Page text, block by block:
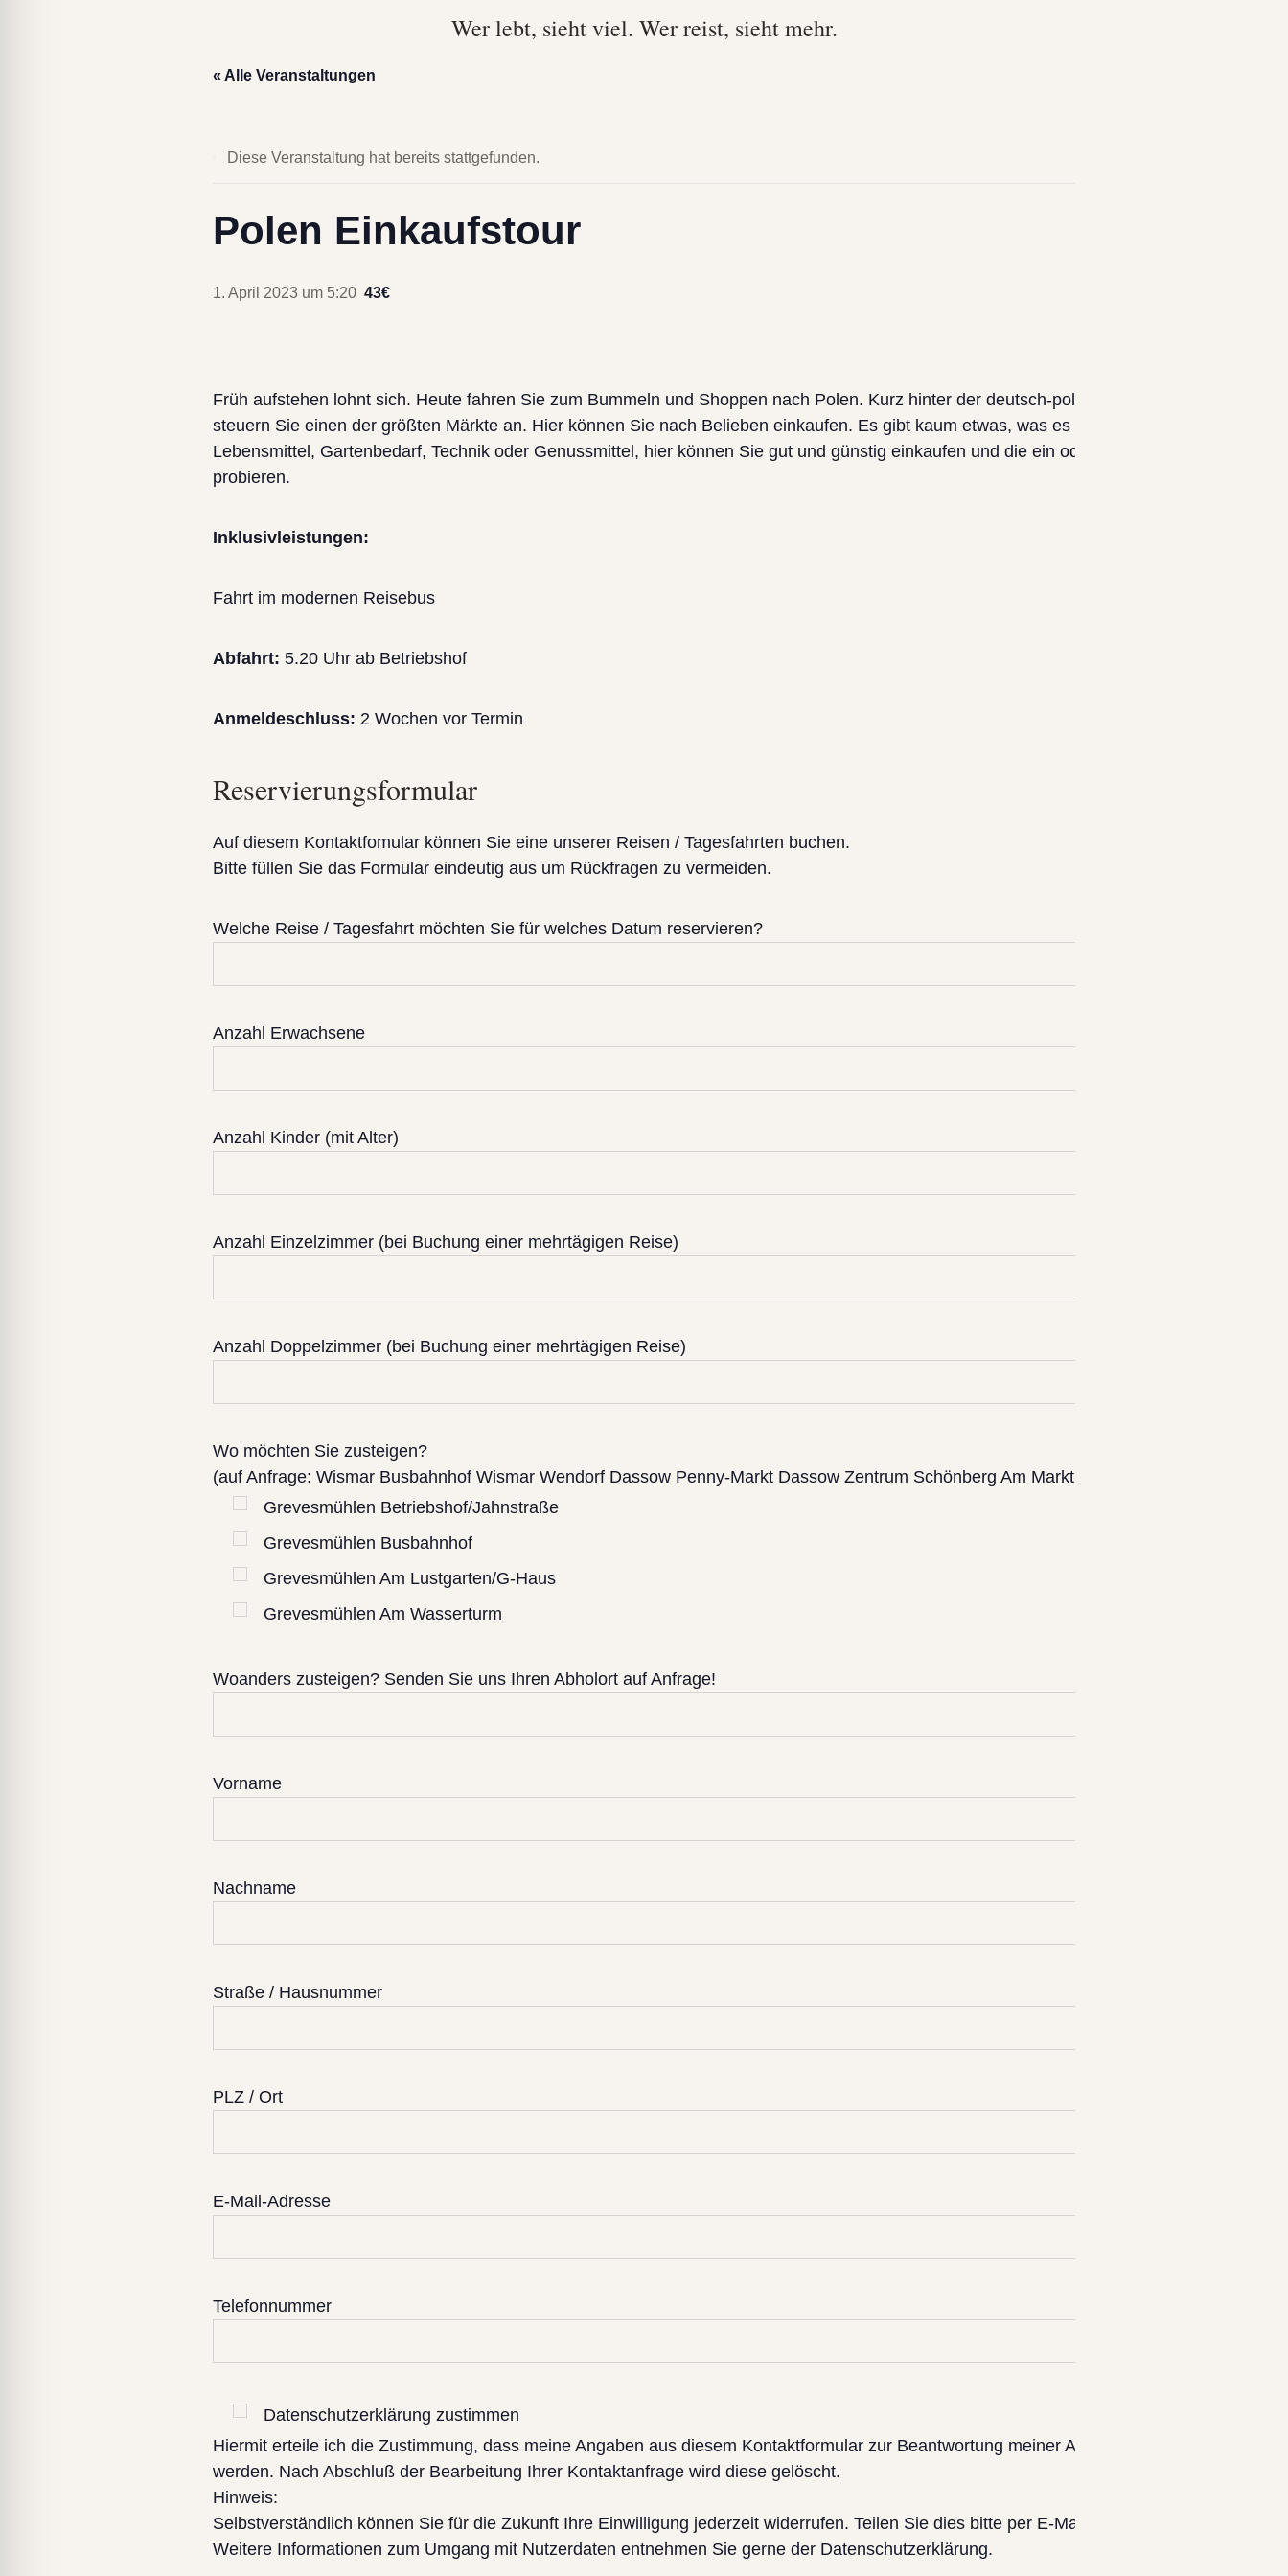
Wer lebt, sieht viel. Wer reist, sieht mehr.
« Alle Veranstaltungen
Diese Veranstaltung hat bereits stattgefunden.
Polen Einkaufstour
1. April 2023 um 5:20 43€
Früh aufstehen lohnt sich. Heute fahren Sie zum Bummeln und Shoppen nach Polen. Kurz hinter der deutsch-polnischen Grenze nahe
steuern Sie einen der größten Märkte an. Hier können Sie nach Belieben einkaufen. Es gibt kaum etwas, was es nicht gibt. Ob Kleidung,
Lebensmittel, Gartenbedarf, Technik oder Genussmittel, hier können Sie gut und günstig einkaufen und die ein oder andere polnische
probieren.
Inklusivleistungen:
Fahrt im modernen Reisebus
Abfahrt: 5.20 Uhr ab Betriebshof
Anmeldeschluss: 2 Wochen vor Termin
Reservierungsformular
Auf diesem Kontaktfomular können Sie eine unserer Reisen / Tagesfahrten buchen.
Bitte füllen Sie das Formular eindeutig aus um Rückfragen zu vermeiden.
Welche Reise / Tagesfahrt möchten Sie für welches Datum reservieren?
Anzahl Erwachsene
Anzahl Kinder (mit Alter)
Anzahl Einzelzimmer (bei Buchung einer mehrtägigen Reise)
Anzahl Doppelzimmer (bei Buchung einer mehrtägigen Reise)
Wo möchten Sie zusteigen?
(auf Anfrage: Wismar Busbahnhof Wismar Wendorf Dassow Penny-Markt Dassow Zentrum Schönberg Am Markt Lübeck Am Retteich)
Grevesmühlen Betriebshof/Jahnstraße
Grevesmühlen Busbahnhof
Grevesmühlen Am Lustgarten/G-Haus
Grevesmühlen Am Wasserturm
Woanders zusteigen? Senden Sie uns Ihren Abholort auf Anfrage!
Vorname
Nachname
Straße / Hausnummer
PLZ / Ort
E-Mail-Adresse
Telefonnummer
Datenschutzerklärung zustimmen
Hiermit erteile ich die Zustimmung, dass meine Angaben aus diesem Kontaktformular zur Beantwortung meiner Anfrage erhoben und
werden. Nach Abschluß der Bearbeitung Ihrer Kontaktanfrage wird diese gelöscht.
Hinweis:
Selbstverständlich können Sie für die Zukunft Ihre Einwilligung jederzeit widerrufen. Teilen Sie dies bitte per E-Mail an
Weitere Informationen zum Umgang mit Nutzerdaten entnehmen Sie gerne der Datenschutzerklärung.